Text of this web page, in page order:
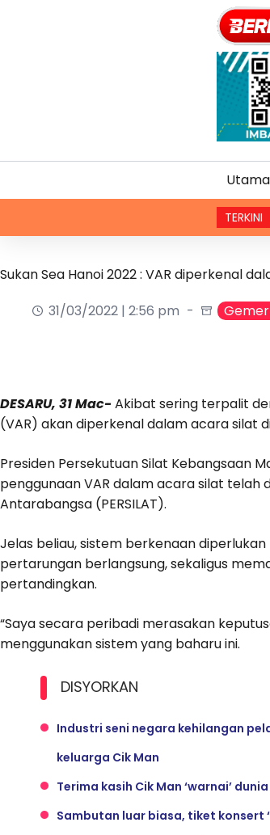
Utama
TERKINI
Wabak
Sukan Sea Hanoi 2022 : VAR diperkenal
31/03/2022 | 2:56 pm
DESARU, 31 Mac-Akibat sering terpalit
(VAR) akan diperkenal dalam acara silat
Presiden Persekutuan Silat Kebangsaan
penggunaan VAR dalam acara silat telah
Antarabangsa (PERSILAT).
Jelas beliau, sistem berkenaan
pertarungan berlangsung, sekaligus
pertandingkan.
“Saya secara peribadi merasakan
menggunakan sistem yang baharu ini.
DISYORKAN
Industri seni negara kehilangan
keluarga Cik Man
Terima kasih Cik Man ‘warnai’
Sambutan luar biasa, tiket konsert